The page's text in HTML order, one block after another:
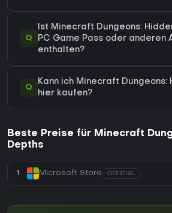
Q
Ist Minecraft Dungeons:
PC Game Pass oder anderen
enthalten?
Q
Kann ich Minecraft Dungeons:
hier kaufen?
Beste Preise für Minecraft
Depths
1 Microsoft Store OFFICIAL